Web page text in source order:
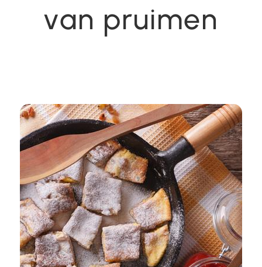
van pruimen